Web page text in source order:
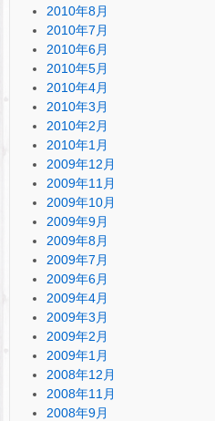
2010年8月
2010年7月
2010年6月
2010年5月
2010年4月
2010年3月
2010年2月
2010年1月
2009年12月
2009年11月
2009年10月
2009年9月
2009年8月
2009年7月
2009年6月
2009年4月
2009年3月
2009年2月
2009年1月
2008年12月
2008年11月
2008年9月